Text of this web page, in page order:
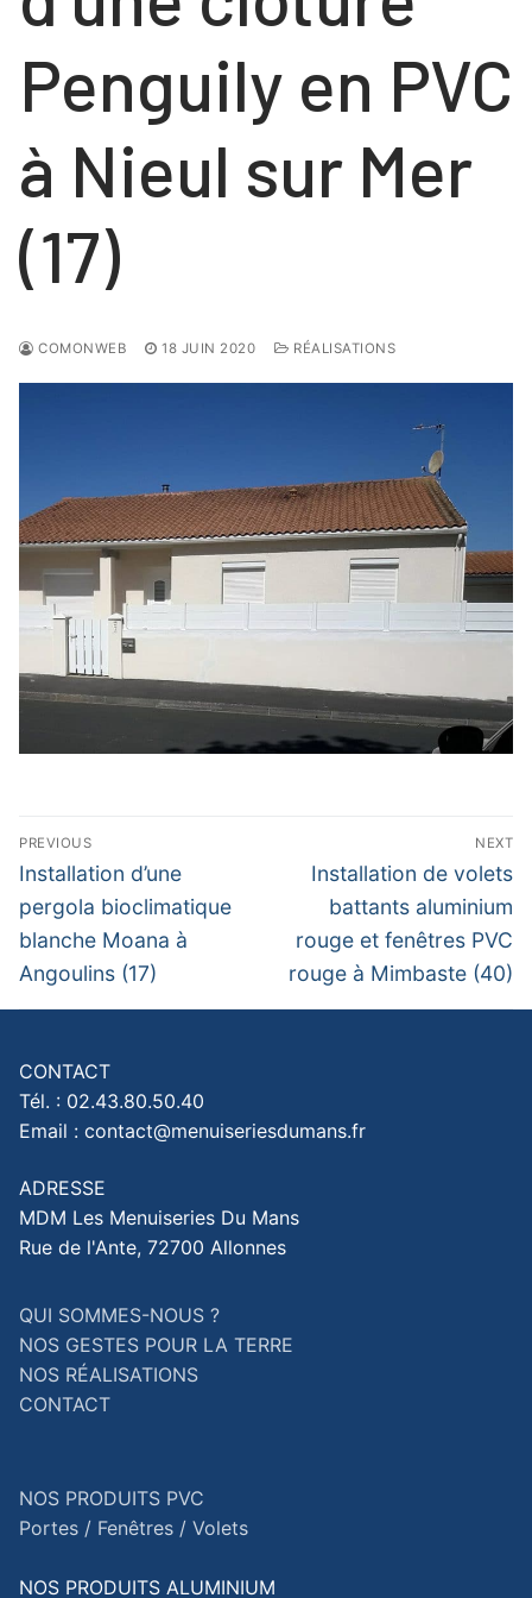
PORTES
VOLETS ROULANTS
FENÊTRES
PORTES
NOS PORTES « HABITAT »
NOS PORTES « TERTIAIRE »
Contact
Penguily en PVC
à Nieul sur Mer
(17)
COMONWEB 18 JUIN 2020 RÉALISATIONS
Navigation
de
l’article
PREVIOUS
Previous
post:
Installation d’une
pergola bioclimatique
blanche Moana à
Angoulins (17)
NEXT
Next
post:
Installation de volets
battants aluminium
rouge et fenêtres PVC
rouge à Mimbaste (40)
CONTACT
Tél. : 02.43.80.50.40
Email : contact@menuiseriesdumans.fr
ADRESSE
MDM Les Menuiseries Du Mans
Rue de l'Ante, 72700 Allonnes
QUI SOMMES-NOUS ?
NOS GESTES POUR LA TERRE
NOS RÉALISATIONS
CONTACT
NOS PRODUITS PVC
Portes / Fenêtres / Volets
NOS PRODUITS ALUMINIUM